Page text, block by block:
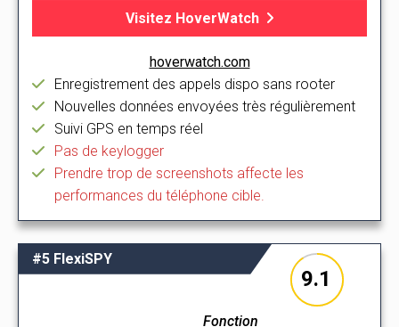
Visitez HoverWatch
hoverwatch.com
Enregistrement des appels dispo sans rooter
Nouvelles données envoyées très régulièrement
Suivi GPS en temps réel
Pas de keylogger
Prendre trop de screenshots affecte les
performances du téléphone cible.
#5 FlexiSPY
Fonction
9.1